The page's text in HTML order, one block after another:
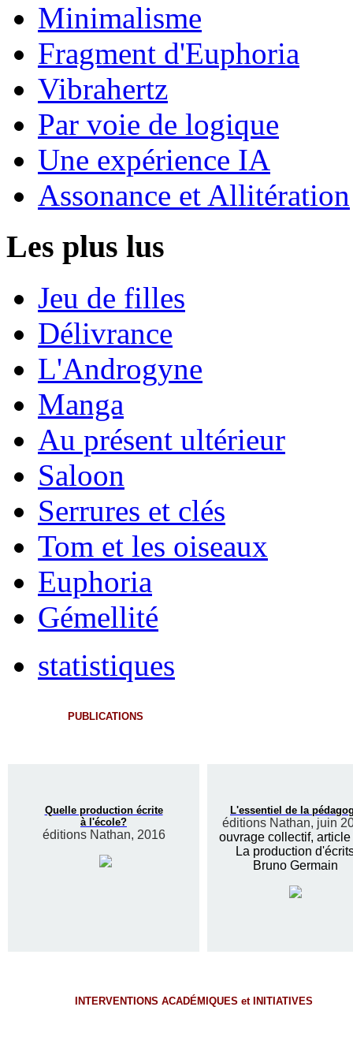
Minimalisme
Fragment d'Euphoria
Vibrahertz
Par voie de logique
Une expérience IA
Assonance et Allitération
Les plus lus
Jeu de filles
Délivrance
L'Androgyne
Manga
Au présent ultérieur
Saloon
Serrures et clés
Tom et les oiseaux
Euphoria
Gémellité
statistiques
PUBLICATIONS
Quelle production écrite
à l'école?
éditions Nathan, 2016
L'essentiel de la
éditions Nathan, juin
ouvrage collectif, article
La production
Bruno Germain
INTERVENTIONS ACADÉMIQUES et INITIATIVES